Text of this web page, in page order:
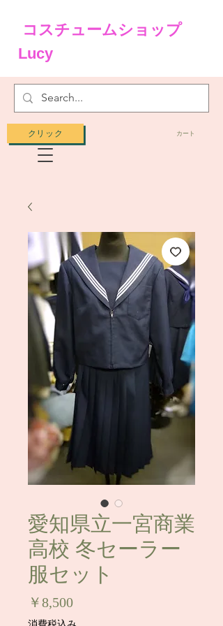
カート
クリック
コスチュームショップ
Lucy
愛知県立一宮商業
高校 冬セーラー
服セット
￥8,500価
格